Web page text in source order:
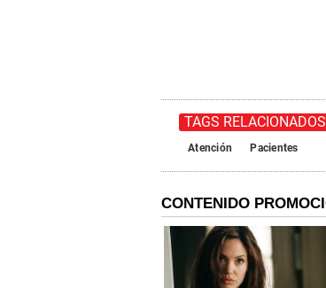
TAGS RELACIONADOS
Atención
Pacientes